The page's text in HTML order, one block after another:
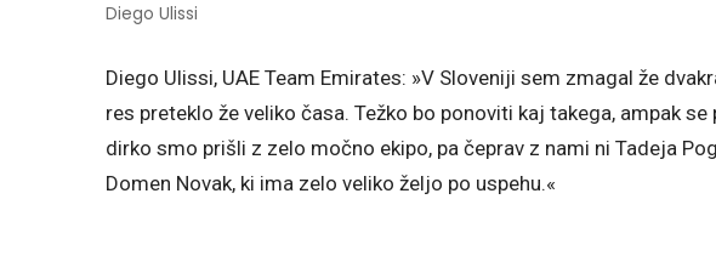
Diego Ulissi
Diego Ulissi, UAE Team Emirates: »V Sloveniji sem zmagal že
res preteklo že veliko časa. Težko bo ponoviti kaj takega, ampak
dirko smo prišli z zelo močno ekipo, pa čeprav z nami ni Tadeja
Domen Novak, ki ima zelo veliko željo po uspehu.«